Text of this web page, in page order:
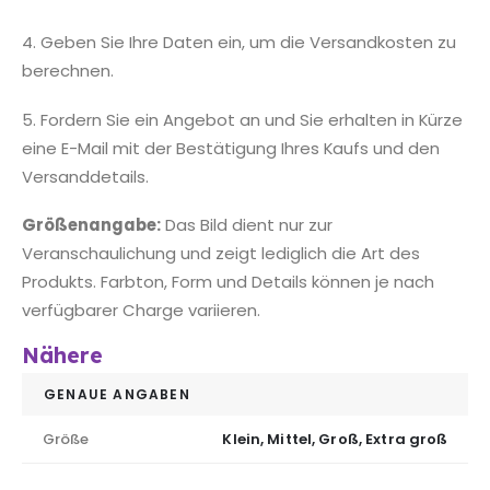
4. Geben Sie Ihre Daten ein, um die Versandkosten zu
berechnen.
5. Fordern Sie ein Angebot an und Sie erhalten in Kürze
eine E-Mail mit der Bestätigung Ihres Kaufs und den
Versanddetails.
Größenangabe:Das Bild dient nur zur
Veranschaulichung und zeigt lediglich die Art des
Produkts. Farbton, Form und Details können je nach
verfügbarer Charge variieren.
Nähere
GENAUE ANGABEN
Größe Klein, Mittel, Groß, Extra groß